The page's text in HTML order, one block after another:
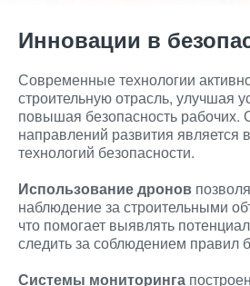
Инновации в
Современные технологии
строительную отрасль, улучшая
повышая безопасность
направлений развития является
технологий безопасности.
Использование дронов
наблюдение за строительными
что помогает выявлять
следить за соблюдением правил
Системы мониторинга